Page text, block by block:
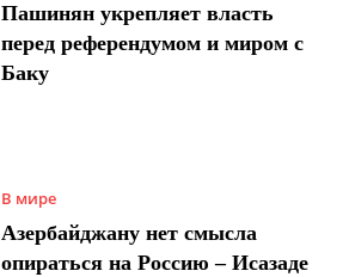
Пашинян укрепляет власть
перед референдумом и миром с
Баку
В мире
Азербайджану нет смысла
опираться на Россию – Исазаде